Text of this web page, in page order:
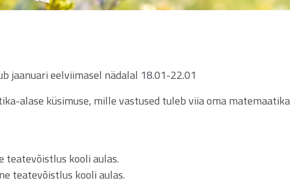
jaanuari eelviimasel nädalal 18.01-22.01
alase küsimuse, mille vastused tuleb viia oma matemaatika
teatevõistlus kooli aulas.
teatevõistlus kooli aulas.